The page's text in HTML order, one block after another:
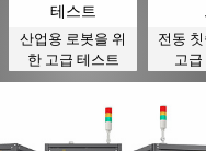
산업용 로봇을 위
한 고급 테스트
전동
고